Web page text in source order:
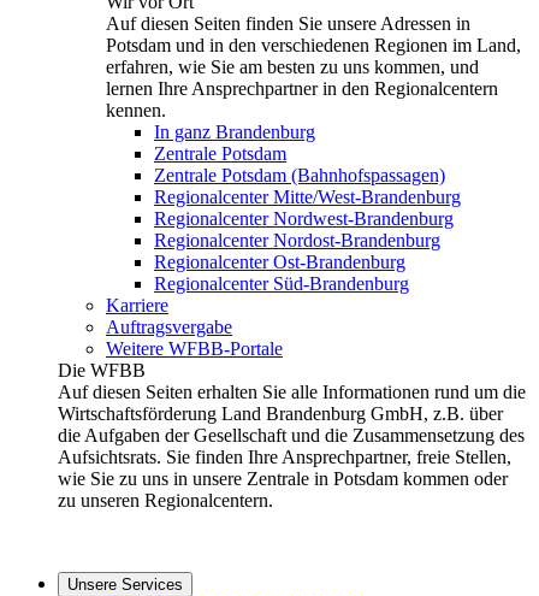
Auf diesen Seiten finden Sie unsere Adressen in
Potsdam und in den verschiedenen Regionen im Land,
erfahren, wie Sie am besten zu uns kommen, und
lernen Ihre Ansprechpartner in den Regionalcentern
kennen.
In ganz Brandenburg
Zentrale Potsdam
Zentrale Potsdam (Bahnhofspassagen)
Regionalcenter Mitte/West-Brandenburg
Regionalcenter Nordwest-Brandenburg
Regionalcenter Nordost-Brandenburg
Regionalcenter Ost-Brandenburg
Regionalcenter Süd-Brandenburg
Karriere
Auftragsvergabe
Weitere WFBB-Portale
Die WFBB
Auf diesen Seiten erhalten Sie alle Informationen rund um die
Wirtschaftsförderung Land Brandenburg GmbH, z.B. über
die Aufgaben der Gesellschaft und die Zusammensetzung des
Aufsichtsrats. Sie finden Ihre Ansprechpartner, freie Stellen,
wie Sie zu uns in unsere Zentrale in Potsdam kommen oder
zu unseren Regionalcentern.
Unsere Services